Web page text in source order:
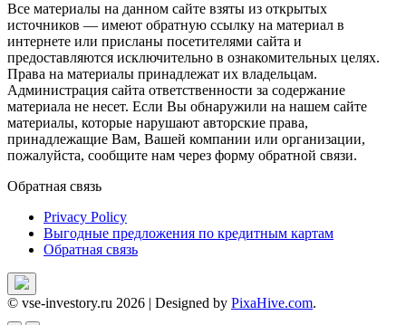
Все материалы на данном сайте взяты из открытых
источников — имеют обратную ссылку на материал в
интернете или присланы посетителями сайта и
предоставляются исключительно в ознакомительных целях.
Права на материалы принадлежат их владельцам.
Администрация сайта ответственности за содержание
материала не несет. Если Вы обнаружили на нашем сайте
материалы, которые нарушают авторские права,
принадлежащие Вам, Вашей компании или организации,
пожалуйста, сообщите нам через форму обратной связи.
Обратная связь
Privacy Policy
Выгодные предложения по кредитным картам
Обратная связь
© vse-investory.ru 2026 Designed by PixaHive.com.